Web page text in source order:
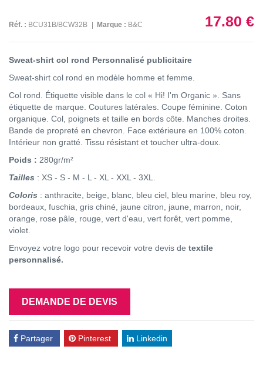
Réf. : BCU31B/BCW32B Marque : B&C 17.80 €
Sweat-shirt col rond Personnalisé publicitaire
Sweat-shirt col rond en modèle homme et femme.
Col rond. Étiquette visible dans le col « Hi! I'm Organic ». Sans
étiquette de marque. Coutures latérales. Coupe féminine. Coton
organique. Col, poignets et taille en bords côte. Manches droites.
Bande de propreté en chevron. Face extérieure en 100% coton.
Intérieur non gratté. Tissu résistant et toucher ultra-doux.
Poids : 280gr/m²
Tailles : XS - S - M - L - XL - XXL - 3XL.
Coloris : anthracite, beige, blanc, bleu ciel, bleu marine, bleu roy,
bordeaux, fuschia, gris chiné, jaune citron, jaune, marron, noir,
orange, rose pâle, rouge, vert d'eau, vert forêt, vert pomme,
violet.
Envoyez votre logo pour recevoir votre devis de textile
personnalisé.
DEMANDE DE DEVIS
Partager Pinterest Linkedin